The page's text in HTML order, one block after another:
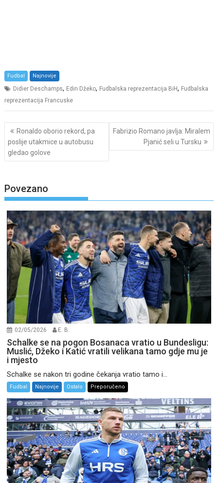
Fudbal Najnovije
Didier Deschamps, Edin Džeko, Fudbalska reprezentacija BiH, Fudbalska
reprezentacija Francuske
Post
navigation
Ronaldo oborio rekord, pa
poslije utakmice u autobusu
gledao golove
Fabrizio Romano javlja: Miralem
Pjanić seli u Tursku
Povezano
02/05/2026 E. B.
Schalke se na pogon Bosanaca vratio u Bundesligu:
Muslić, Džeko i Katić vratili velikana tamo gdje mu je
i mjesto
Schalke se nakon tri godine čekanja vratio tamo i...
Fudbal Najnovije Ostalo Preporučeno